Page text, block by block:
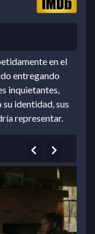
en el
entregando
inquietantes,
identidad, sus
representar.
Previous